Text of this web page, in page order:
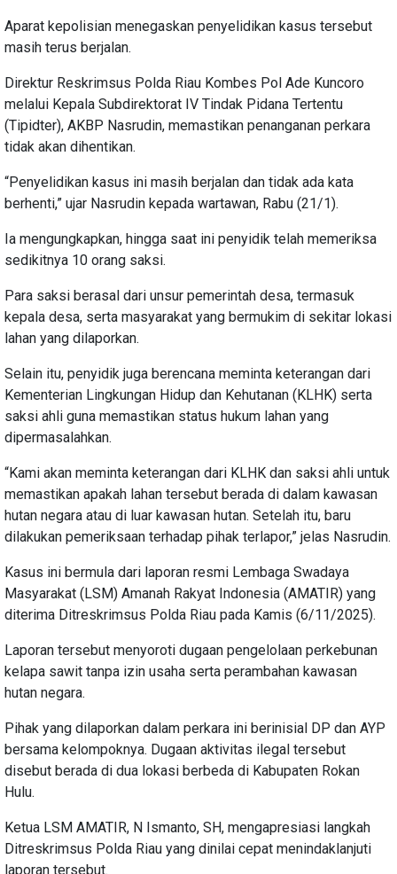
Aparat kepolisian menegaskan penyelidikan kasus tersebut
masih terus berjalan.
Direktur Reskrimsus Polda Riau Kombes Pol Ade Kuncoro
melalui Kepala Subdirektorat IV Tindak Pidana Tertentu
(Tipidter), AKBP Nasrudin, memastikan penanganan perkara
tidak akan dihentikan.
“Penyelidikan kasus ini masih berjalan dan tidak ada kata
berhenti,” ujar Nasrudin kepada wartawan, Rabu (21/1).
Ia mengungkapkan, hingga saat ini penyidik telah memeriksa
sedikitnya 10 orang saksi.
Para saksi berasal dari unsur pemerintah desa, termasuk
kepala desa, serta masyarakat yang bermukim di sekitar lokasi
lahan yang dilaporkan.
Selain itu, penyidik juga berencana meminta keterangan dari
Kementerian Lingkungan Hidup dan Kehutanan (KLHK) serta
saksi ahli guna memastikan status hukum lahan yang
dipermasalahkan.
“Kami akan meminta keterangan dari KLHK dan saksi ahli untuk
memastikan apakah lahan tersebut berada di dalam kawasan
hutan negara atau di luar kawasan hutan. Setelah itu, baru
dilakukan pemeriksaan terhadap pihak terlapor,” jelas Nasrudin.
Kasus ini bermula dari laporan resmi Lembaga Swadaya
Masyarakat (LSM) Amanah Rakyat Indonesia (AMATIR) yang
diterima Ditreskrimsus Polda Riau pada Kamis (6/11/2025).
Laporan tersebut menyoroti dugaan pengelolaan perkebunan
kelapa sawit tanpa izin usaha serta perambahan kawasan
hutan negara.
Pihak yang dilaporkan dalam perkara ini berinisial DP dan AYP
bersama kelompoknya. Dugaan aktivitas ilegal tersebut
disebut berada di dua lokasi berbeda di Kabupaten Rokan
Hulu.
Ketua LSM AMATIR, N Ismanto, SH, mengapresiasi langkah
Ditreskrimsus Polda Riau yang dinilai cepat menindaklanjuti
laporan tersebut.